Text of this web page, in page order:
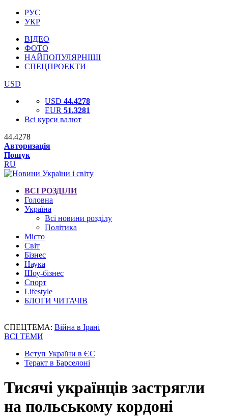
РУС
УКР
ВІДЕО
ФОТО
НАЙПОПУЛЯРНІШІ
СПЕЦПРОЕКТИ
USD
USD 44.4278
EUR 51.3281
Всі курси валют
44.4278
Авторизація
Пошук
RU
ВСІ РОЗДІЛИ
Головна
Україна
Всі новини розділу
Політика
Місто
Світ
Бізнес
Наука
Шоу-бізнес
Спорт
Lifestyle
БЛОГИ ЧИТАЧІВ
СПЕЦТЕМА: Війна в Ірані
ВСІ ТЕМИ
Вступ України в ЄС
Теракт в Барселоні
Тисячі українців застрягли
на польському кордоні